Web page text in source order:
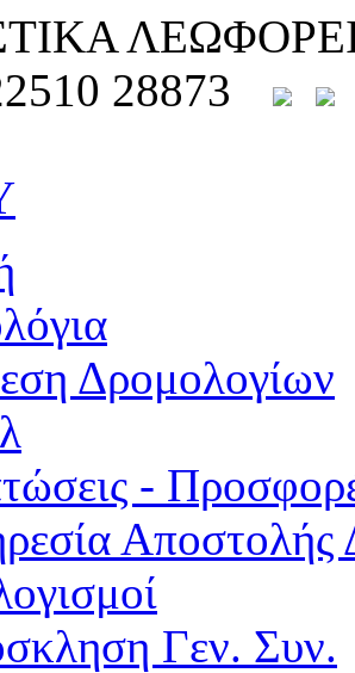
28873
Δρομολογίων
-
Αποστολής
Γεν. Συν.